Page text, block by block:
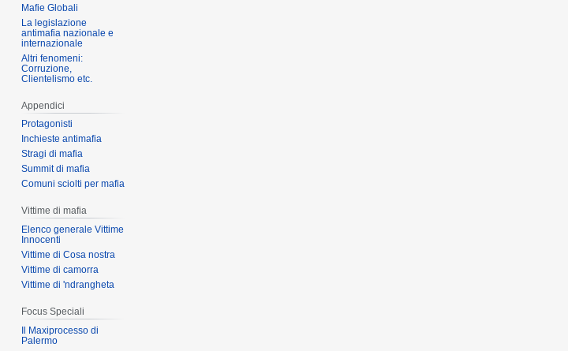
Mafie Globali
La legislazione
antimafia nazionale e
internazionale
Altri fenomeni:
Corruzione,
Clientelismo etc.
Appendici
Protagonisti
Inchieste antimafia
Stragi di mafia
Summit di mafia
Comuni sciolti per mafia
Vittime di mafia
Elenco generale Vittime
Innocenti
Vittime di Cosa nostra
Vittime di camorra
Vittime di 'ndrangheta
Focus Speciali
Il Maxiprocesso di
Palermo